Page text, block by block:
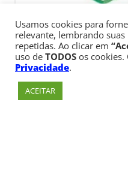
Usamos cookies para
relevante, lembrando
repetidas. Ao clicar em
uso de TODOS os cookies.
Privacidade.
ACEITAR